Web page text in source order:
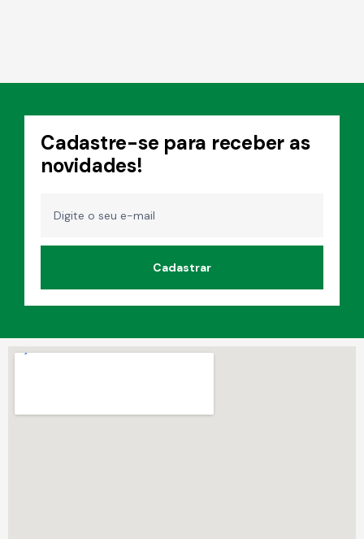
Cadastre-se para receber as
novidades!